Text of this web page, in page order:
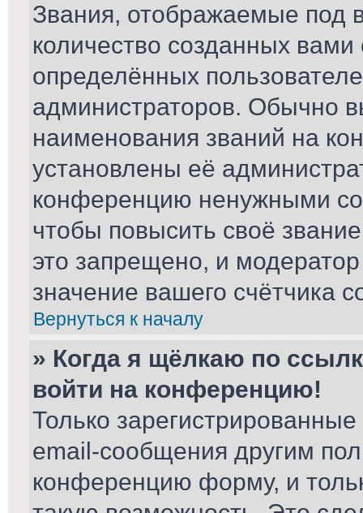
Звания, отображаемые
количество созданных
определённых
администраторов. Обычно
наименования званий на
установлены её
конференцию ненужными
чтобы повысить своё
это запрещено, и
значение вашего счётчика
Вернуться к началу
» Когда я щёлкаю по
войти на конференцию!
Только
email-сообщения другим
конференцию форму, и